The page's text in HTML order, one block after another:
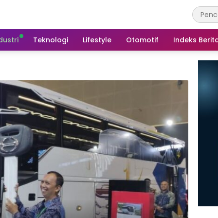
Teknologi Lifestyle Otomotif Indeks